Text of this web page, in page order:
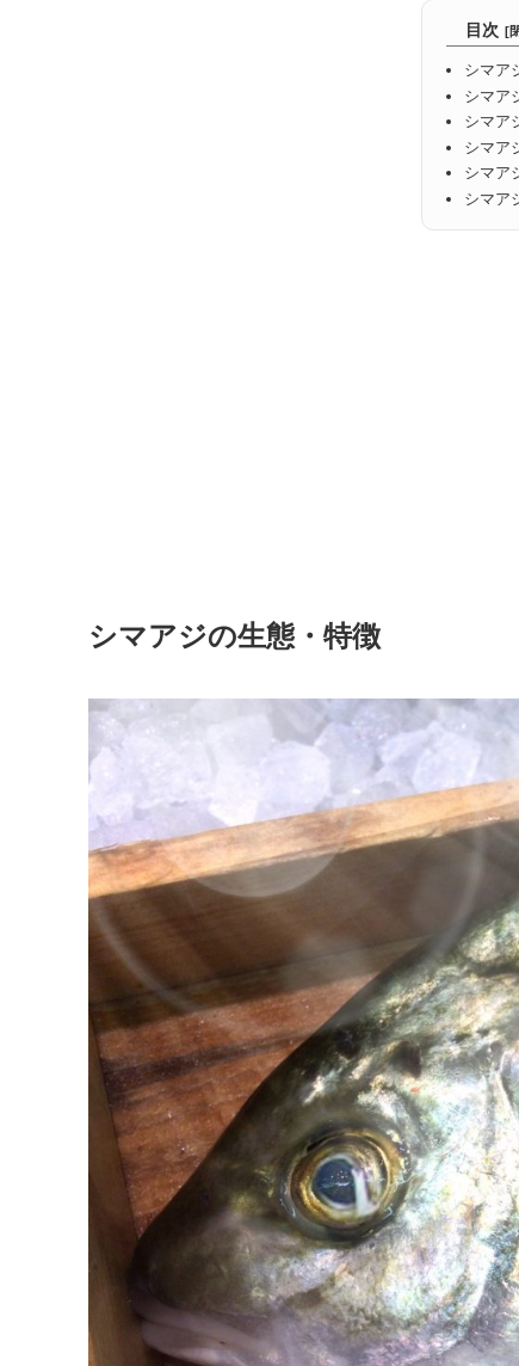
目次
シマア
シマア
シマア
シマア
シマア
シマア
シマアジの生態・特徴